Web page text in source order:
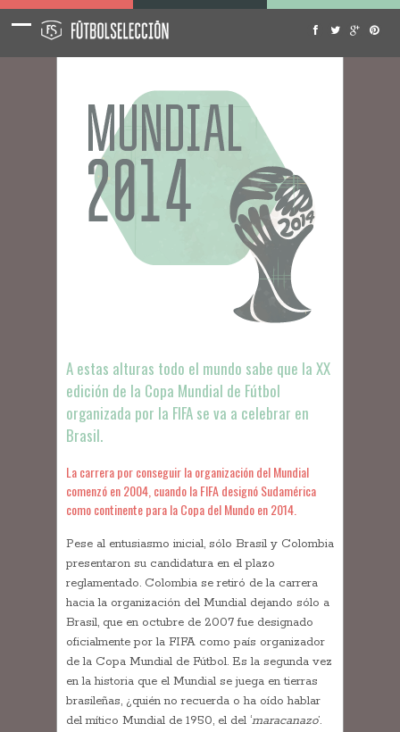
A estas alturas todo el mundo sabe que la XX
edición de la Copa Mundial de Fútbol
organizada por la FIFA se va a celebrar en
Brasil.
La carrera por conseguir la organización del Mundial
comenzó en 2004, cuando la FIFA designó Sudamérica
como continente para la Copa del Mundo en 2014.
Pese al entusiasmo inicial, sólo Brasil y Colombia
presentaron su candidatura en el plazo
reglamentado. Colombia se retiró de la carrera
hacia la organización del Mundial dejando sólo a
Brasil, que en octubre de 2007 fue designado
oficialmente por la FIFA como país organizador
de la Copa Mundial de Fútbol. Es la segunda vez
en la historia que el Mundial se juega en tierras
brasileñas, ¿quién no recuerda o ha oído hablar
del mítico Mundial de 1950, el del ‘maracanazo’.